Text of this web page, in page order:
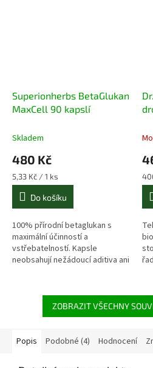
Superionherbs BetaGlukan
MaxCell 90 kapslí
Skladem
480 Kč
Měrná
cena:
5,33 Kč / 1 ks
Do košíku
100% přírodní betaglukan s
maximální účinností a
vstřebatelností. Kapsle
neobsahují nežádoucí aditiva ani
ZOBRAZIT VŠECHNY
Popis Podobné (4) Hodnocení